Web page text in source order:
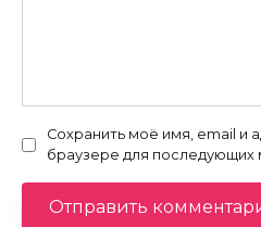
Сохранить моё имя, email и
браузере для последующих